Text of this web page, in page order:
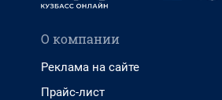
О компании
Реклама на сайте
Прайс-лист